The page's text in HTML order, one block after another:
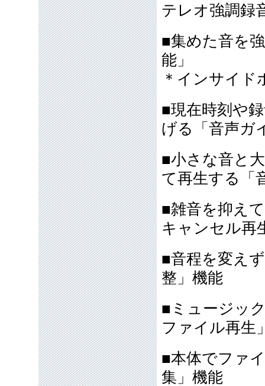
テレオ強調録
■集めた音を
能」
＊インサイド
■現在時刻や
げる「音声ガ
■小さな音と
て再生する「
■雑音を抑え
キャンセル再
■音程を変え
整」機能
■ミュージッ
ファイル再生
■本体でファ
集」機能